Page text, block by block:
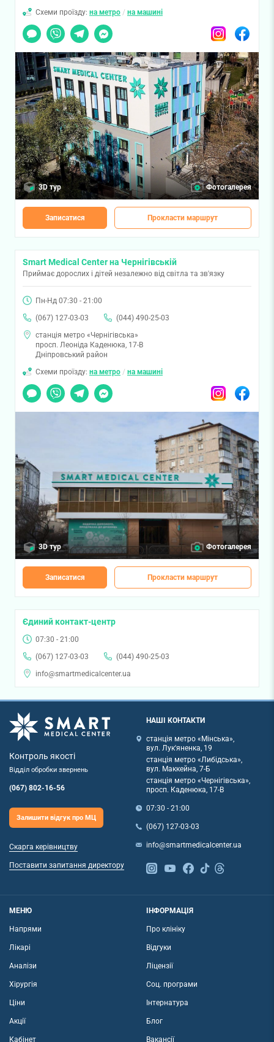
Схеми проїзду: на метро / на машині
Чат
Viber TelegramMessenger InstagramFacebook
3D тур Фотогалерея
Записатися Прокласти маршрут
Smart Medical Center на Чернігівській
Приймає дорослих і дітей незалежно від світла та зв'язку
Пн-Нд 07:30 - 21:00
(067) 127-03-03
(044) 490-25-03
станція метро «Чернігівська»
просп. Леоніда Каденюка, 17-В
Дніпровський район
Схеми проїзду: на метро / на машині
Чат
Viber TelegramMessenger InstagramFacebook
3D тур Фотогалерея
Записатися Прокласти маршрут
Єдиний контакт-центр
07:30 - 21:00
(067) 127-03-03
(044) 490-25-03
info@smartmedicalcenter.ua
Контроль якості
Відділ обробки звернень
(067) 802-16-56
Залишити відгук про МЦ
Скарга керівництву
Поставити запитання директору
НАШІ КОНТАКТИ
станція метро «Мінська»,
вул. Лук'яненка, 19
станція метро «Либідська»,
вул. Маккейна, 7-Б
станція метро «Чернігівська»,
просп. Каденюка, 17-В
07:30 - 21:00
(067) 127-03-03
info@smartmedicalcenter.ua
МЕНЮ
Напрями
Лікарі
Аналізи
Хірургія
Ціни
Акції
Кабінет
ІНФОРМАЦІЯ
Про клініку
Відгуки
Ліцензії
Соц. програми
Інтернатура
Блог
Вакансії